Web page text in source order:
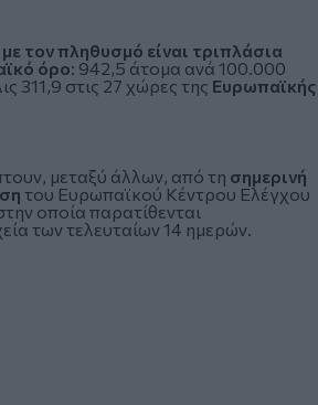
τον πληθυσμό είναι τριπλάσια
όρο: 942,5 άτομα ανά 100.000
311,9 στις 27 χώρες της Ευρωπαϊκής
μεταξύ άλλων, από τη σημερινή
του Ευρωπαϊκού Κέντρου Ελέγχου
οποία παρατίθενται
των τελευταίων 14 ημερών.